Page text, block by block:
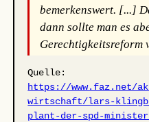
bemerkenswert. [...]
dann sollte man es
Gerechtigkeitsreform
Quelle:
https://www.faz.net/
wirtschaft/lars-
plant-der-spd-